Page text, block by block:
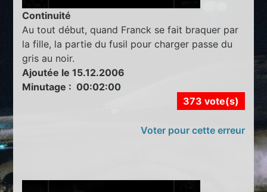
Continuité
Au tout début, quand Franck se fait braquer par
la fille, la partie du fusil pour charger passe du
gris au noir.
Ajoutée le 15.12.2006
Minutage : 00:02:00
373 vote(s)
Voter pour cette erreur